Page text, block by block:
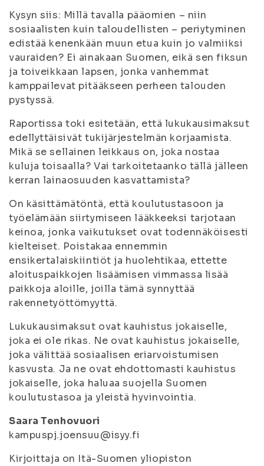
Kysyn siis: Millä tavalla pääomien – niin
sosiaalisten kuin taloudellisten – periytyminen
edistää kenenkään muun etua kuin jo valmiiksi
vauraiden? Ei ainakaan Suomen, eikä sen fiksun
ja toiveikkaan lapsen, jonka vanhemmat
kamppailevat pitääkseen perheen talouden
pystyssä.
Raportissa toki esitetään, että lukukausimaksut
edellyttäisivät tukijärjestelmän korjaamista.
Mikä se sellainen leikkaus on, joka nostaa
kuluja toisaalla? Vai tarkoitetaanko tällä jälleen
kerran lainaosuuden kasvattamista?
On käsittämätöntä, että koulutustasoon ja
työelämään siirtymiseen lääkkeeksi tarjotaan
keinoa, jonka vaikutukset ovat todennäköisesti
kielteiset. Poistakaa ennemmin
ensikertalaiskiintiöt ja huolehtikaa, ettette
aloituspaikkojen lisäämisen vimmassa lisää
paikkoja aloille, joilla tämä synnyttää
rakennetyöttömyyttä.
Lukukausimaksut ovat kauhistus jokaiselle,
joka ei ole rikas. Ne ovat kauhistus jokaiselle,
joka välittää sosiaalisen eriarvoistumisen
kasvusta. Ja ne ovat ehdottomasti kauhistus
jokaiselle, joka haluaa suojella Suomen
koulutustasoa ja yleistä hyvinvointia.
Saara Tenhovuori
kampuspj.joensuu@isyy.fi
Kirjoittaja on Itä-Suomen yliopiston